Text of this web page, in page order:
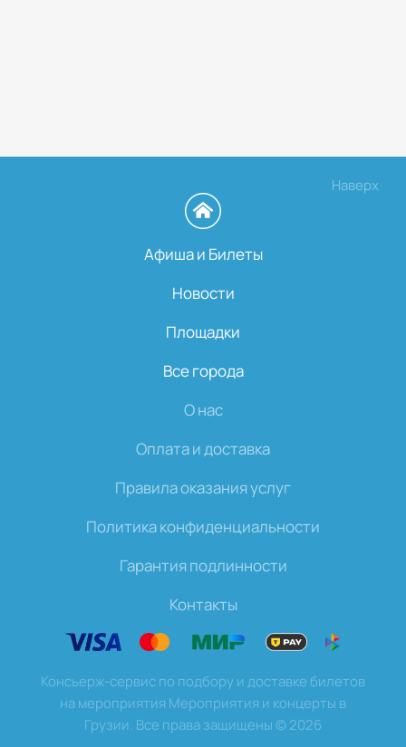
Наверх
Афиша и Билеты
Новости
Площадки
Все города
О нас
Оплата и доставка
Правила оказания услуг
Политика конфиденциальности
Гарантия подлинности
Контакты
Консьерж-сервис по подбору и доставке билетов
на мероприятия Мероприятия и концерты в
Грузии. Все права защищены©2026